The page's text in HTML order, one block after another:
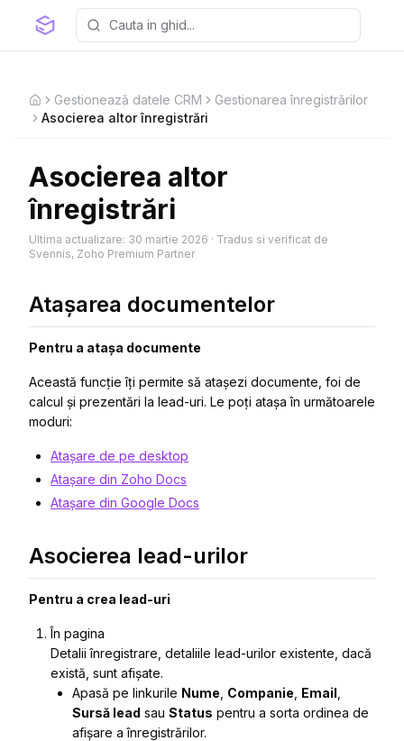
HomeGestionează datele CRM
Gestionarea înregistrărilor
Asocierea altor înregistrări
Asocierea altor
înregistrări
Ultima actualizare: 30 martie 2026 · Tradus si verificat de
Svennis, Zoho Premium Partner
Atașarea documentelor
Pentru a atașa documente
Această funcție îți permite să atașezi documente, foi de
calcul și prezentări la lead-uri. Le poți atașa în următoarele
moduri:
Atașare de pe desktop
Atașare din Zoho Docs
Atașare din Google Docs
Asocierea lead-urilor
Pentru a crea lead-uri
În pagina
Detalii înregistrare , detaliile lead-urilor existente, dacă
există, sunt afișate.
Apasă pe linkurile Nume Companie Email
Sursă lead sau Status pentru a sorta ordinea de
afișare a înregistrărilor.